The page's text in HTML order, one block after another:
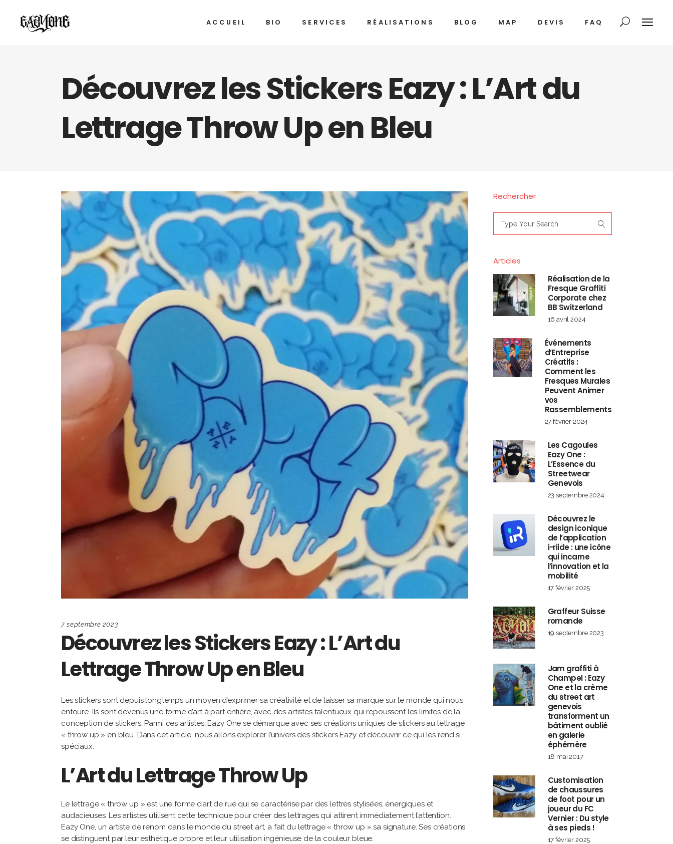
ACCUEIL BIO SERVICES RÉALISATIONS BLOG MAP DEVIS FAQ
Découvrez les Stickers Eazy : L’Art du
Lettrage Throw Up en Bleu
7 septembre 2023
Découvrez les Stickers Eazy : L’Art du
Lettrage Throw Up en Bleu
Les stickers sont depuis longtemps un moyen d’exprimer sa créativité et de laisser sa marque sur le monde qui nous
entoure. Ils sont devenus une forme d’art à part entière, avec des artistes talentueux qui repoussent les limites de la
conception de stickers. Parmi ces artistes, Eazy One se démarque avec ses créations uniques de stickers au lettrage
« throw up » en bleu. Dans cet article, nous allons explorer l’univers des stickers Eazy et découvrir ce qui les rend si
spéciaux.
L’Art du Lettrage Throw Up
Le lettrage « throw up » est une forme d’art de rue qui se caractérise par des lettres stylisées, énergiques et
audacieuses. Les artistes utilisent cette technique pour créer des lettrages qui attirent immédiatement l’attention.
Eazy One, un artiste de renom dans le monde du street art, a fait du lettrage « throw up » sa signature. Ses créations
se distinguent par leur esthétique propre et leur utilisation ingénieuse de la couleur bleue.
Rechercher
for:
Articles
Réalisation de la
Fresque Graffiti
Corporate chez
BB Switzerland
16 avril 2024
Événements
d’Entreprise
Créatifs :
Comment les
Fresques Murales
Peuvent Animer
vos
Rassemblements
27 février 2024
Les Cagoules
Eazy One :
L’Essence du
Streetwear
Genevois
23 septembre 2024
Découvrez le
design iconique
de l’application
i-riide : une icône
qui incarne
l’innovation et la
mobilité
17 février 2025
Graffeur Suisse
romande
19 septembre 2023
Jam graffiti à
Champel : Eazy
One et la crème
du street art
genevois
transforment un
bâtiment oublié
en galerie
éphémère
18 mai 2017
Customisation
de chaussures
de foot pour un
joueur du FC
Vernier : Du style
à ses pieds !
17 février 2025